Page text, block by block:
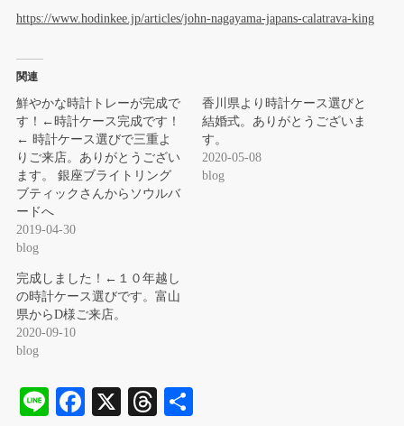
https://www.hodinkee.jp/articles/john-nagayama-japans-calatrava-king
関連
鮮やかな時計トレーが完成で
す！←時計ケース完成です！
← 時計ケース選びで三重よ
りご来店。ありがとうござい
ます。 銀座ブライトリング
ブティックさんからソウルバ
ードへ
2019-04-30
blog
香川県より時計ケース選びと
結婚式。ありがとうございま
す。
2020-05-08
blog
完成しました！←１０年越し
の時計ケース選びです。富山
県からD様ご来店。
2020-09-10
blog
Li
Fa
X
T